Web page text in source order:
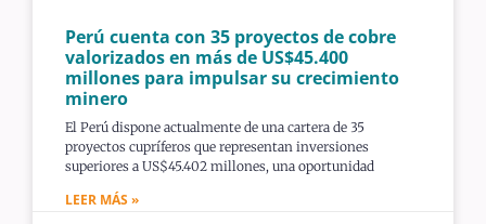
Perú cuenta con 35 proyectos de cobre
valorizados en más de US$45.400
millones para impulsar su crecimiento
minero
El Perú dispone actualmente de una cartera de 35
proyectos cupríferos que representan inversiones
superiores a US$45.402 millones, una oportunidad
LEER MÁS »